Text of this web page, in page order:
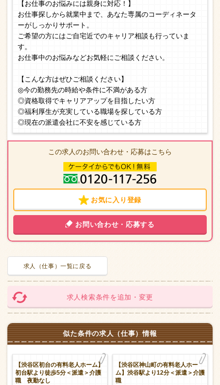
【お仕事のお悩みには親身に対応！】
お仕事探しから就業中まで、あなた専属のコーディネータ
ーがしっかりサポート。
ご希望の方にはご自宅近でのキャリア相談も行っていま
す。
お仕事中のお悩みなどお気軽にご相談ください。
【こんな方はぜひご相談ください】
◎今の勤務先の時給や条件に不満がある方
◎資格取得でキャリアアップを目指したい方
◎福利厚生が充実している職場を探している方
◎現在の派遣会社に不安を感じている方
この求人のお問い合わせ・応募はこちら
お気に入り登録
お問い合わせ・応募する
求人（仕事）一覧に戻る
求人検索条件を追加・変更
似た条件の求人（仕事）情報
【渋谷区初台の有料老人ホーム】
初台駅より徒歩5分＜派遣＞介護
職 夜勤なし
【渋谷区神山町の有料老人ホー
ム】渋谷駅より12分＜派遣＞介護
職